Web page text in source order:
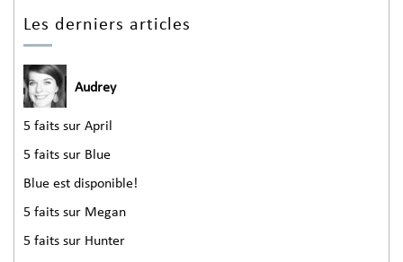
Les derniers articles
Audrey
5 faits sur April
5 faits sur Blue
Blue est disponible!
5 faits sur Megan
5 faits sur Hunter